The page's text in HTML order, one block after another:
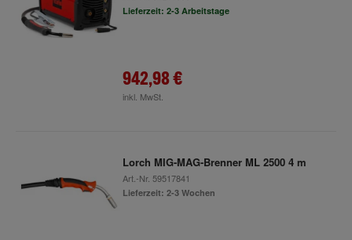
Lieferzeit: 2-3 Arbeitstage
942,98 €
inkl. MwSt.
Lorch MIG-MAG-Brenner ML 2500 4 m
Art.-Nr. 59517841
Lieferzeit: 2-3 Wochen